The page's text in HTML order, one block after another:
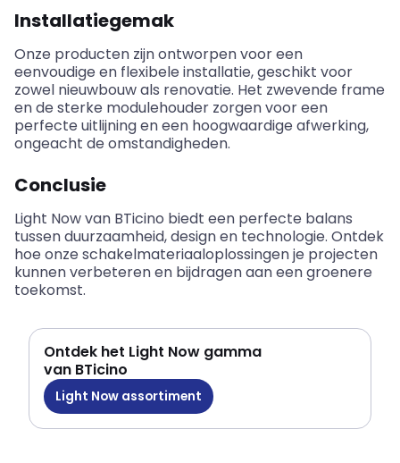
Installatiegemak
Onze producten zijn ontworpen voor een
eenvoudige en flexibele installatie, geschikt voor
zowel nieuwbouw als renovatie. Het zwevende frame
en de sterke modulehouder zorgen voor een
perfecte uitlijning en een hoogwaardige afwerking,
ongeacht de omstandigheden.
Conclusie
Light Nowvan BTicino biedt een perfecte balans
tussen duurzaamheid, design en technologie. Ontdek
hoe onze schakelmateriaaloplossingen je projecten
kunnen verbeteren en bijdragen aan een groenere
toekomst.
Ontdek het Light Now gamma
van BTicino
Light Now assortiment